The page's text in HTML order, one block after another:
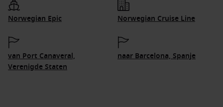
Norwegian Epic Norwegian Cruise Line
van Port Canaveral,
Verenigde Staten
naar Barcelona, Spanje